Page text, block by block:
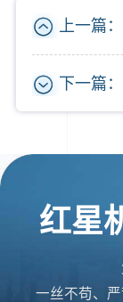
上一篇：
下一篇：
红星
一丝不苟、